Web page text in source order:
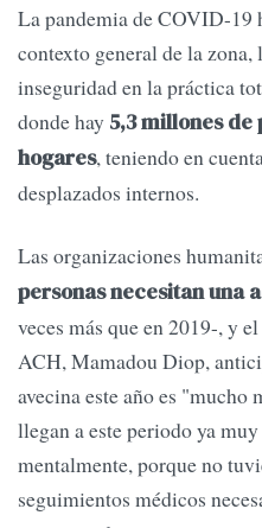
La pandemia de COVID-19
contexto general de la
inseguridad en la práctica
donde hay 5,3 millones de
hogares, teniendo en
desplazados internos.
Las organizaciones
personas necesitan una
veces más que en 2019-, y
ACH, Mamadou Diop,
avecina este año es "mucho
llegan a este periodo ya
mentalmente, porque no
seguimientos médicos